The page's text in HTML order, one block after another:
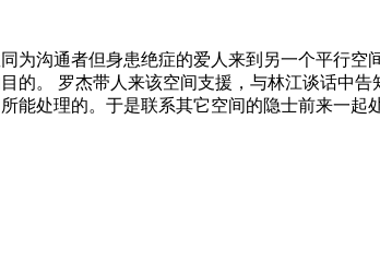
为沟通者但身患绝症的爱人来到另一个平行
的。 罗杰带人来该空间支援，与林江谈话中
能处理的。于是联系其它空间的隐士前来一